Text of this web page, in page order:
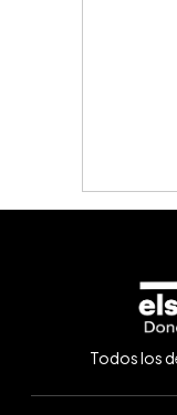
Todos los